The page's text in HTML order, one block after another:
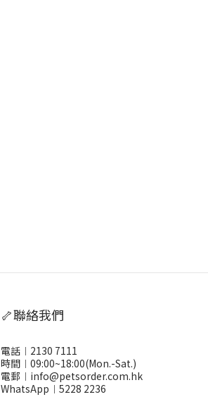
🦴聯絡我們
電話︱2130 7111
時間︱09:00~18:00(Mon.-Sat.)
電郵︱info@petsorder.com.hk
WhatsApp︱ 5228 2236